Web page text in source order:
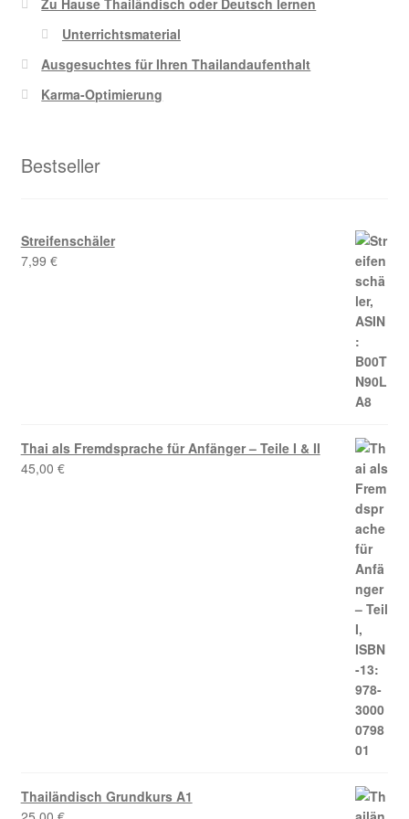
Zu Hause Thailändisch oder Deutsch lernen
Unterrichtsmaterial
Ausgesuchtes für Ihren Thailandaufenthalt
Karma-Optimierung
Bestseller
Streifenschäler
7,99 €
Thai als Fremdsprache für Anfänger – Teile I & II
45,00 €
Thailändisch Grundkurs A1